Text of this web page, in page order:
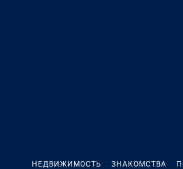
НЕДВИЖИМОСТЬ ЗНАКОМСТВА